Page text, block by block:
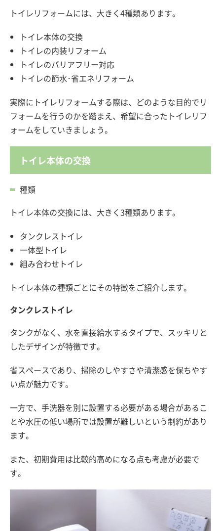
トイレリフォームには、大きく4種類あります。
トイレ本体の交換
トイレの内装リフォーム
トイレのバリアフリー対応
トイレの節水･省エネリフォーム
実際にトイレリフォームする際は、どのような目的でリ
フォームを行うのかを踏まえ、希望に合ったトイレリフ
ォームをしていきましょう。
トイレ本体の交換
種類
トイレ本体の交換には、大きく3種類あります。
タンクレストイレ
一体型トイレ
組み合わせトイレ
トイレ本体の種類ごとにその特徴をご紹介します。
タンクレストイレ
タンクがなく、水を直接給水するタイプで、スッキリと
したデザインが特徴です。
省スペースであり、掃除のしやすさや清潔感を保ちやす
い点が魅力です。
一方で、手洗器を別に設置する必要がある場合があるこ
とや水圧の低い場所では設置が難しいという制約があり
ます。
また、初期費用は比較的高めになる点も考慮が必要で
す。